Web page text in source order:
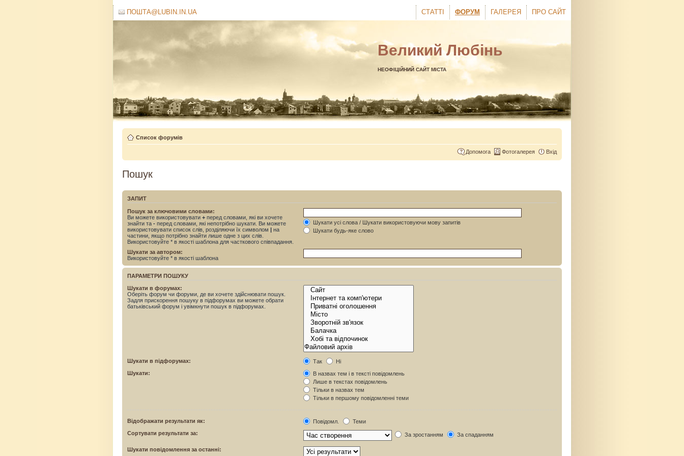
ПРО САЙТ
ГАЛЕРЕЯ
ФОРУМ
СТАТТІ
ПОШТА@LUBIN.IN.UA
Великий Любінь
НЕОФІЦІЙНИЙ САЙТ МІСТА
Список форумів
Допомога Фотогалерея Вхід
Пошук
ЗАПИТ
Пошук за ключовими словами:
Ви можете використовувати + перед словами, які ви хочете
знайти та - перед словами, які непотрібно шукати. Ви можете
використовувати список слів, розділяючи їх символом | на
частини, якщо потрібно знайти лише одне з цих слів.
Використовуйте * в якості шаблона для часткового співпадання.
Шукати усі слова / Шукати використовуючи мову запитів
Шукати будь-яке слово
Шукати за автором:
Використовуйте * в якості шаблона
ПАРАМЕТРИ ПОШУКУ
Шукати в форумах:
Оберіть форум чи форуми, де ви хочете здійснювати пошук.
Задля прискорення пошуку в підфорумах ви можете обрати
батьківський форум і увімкнути пошук в підфорумах.
Шукати в підфорумах: Так
Ні
Шукати:
В назвах тем і в тексті повідомлень
Лише в текстах повідомлень
Тільки в назвах тем
Тільки в першому повідомленні теми
Відображати результати як: Повідомл.
Теми
Сортувати результати за:
За зростанням За спаданням
Шукати повідомлення за останні: